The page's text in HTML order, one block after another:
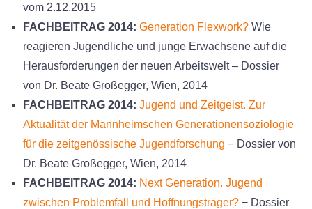
vom 2.12.2015
FACHBEITRAG 2014: Generation Flexwork?Wie
reagieren Jugendliche und junge Erwachsene auf die
Herausforderungen der neuen Arbeitswelt – Dossier
von Dr. Beate Großegger, Wien, 2014
FACHBEITRAG 2014: Jugend und Zeitgeist. Zur
Aktualität der Mannheimschen Generationensoziologie
für die zeitgenössische Jugendforschung − Dossier von
Dr. Beate Großegger, Wien, 2014
FACHBEITRAG 2014: Next Generation. Jugend
zwischen Problemfall und Hoffnungsträger?− Dossier